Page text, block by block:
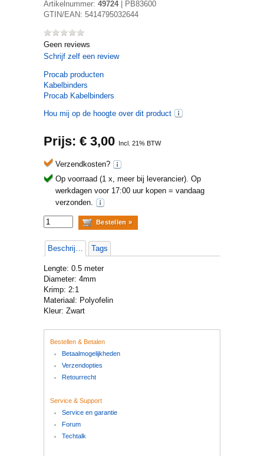
Artikelnummer: 49724|
PB83600
GTIN/EAN: 5414795032644
Geen reviews
Schrijf zelf een review
Procab producten
Kabelbinders
Procab Kabelbinders
Hou mij op de hoogte over dit product
Prijs: € 3,00 Incl. 21% BTW
Verzendkosten?
Op voorraad (1 x, meer bij leverancier). Op
werkdagen voor 17:00 uur kopen = vandaag
verzonden.
Beschrijving Tags
Lengte: 0.5 meter
Diameter: 4mm
Krimp: 2:1
Materiaal: Polyofelin
Kleur: Zwart
Bestellen & Betalen
Betaalmogelijkheden
Verzendopties
Retourrecht
Service & Support
Service en garantie
Forum
Techtalk